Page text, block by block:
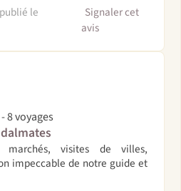
le
Signaler cet
avis
8 voyages
visites de villes,
impeccable de notre guide et